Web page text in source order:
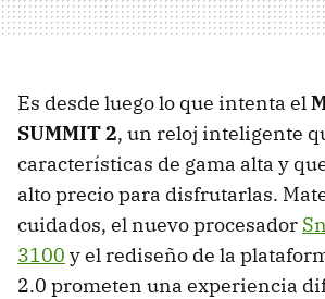
Es desde luego lo que intenta el
SUMMIT 2, un reloj inteligente
características de gama alta y
alto precio para disfrutarlas.
cuidados, el nuevo procesador
3100 y el rediseño de la
2.0 prometen una experiencia